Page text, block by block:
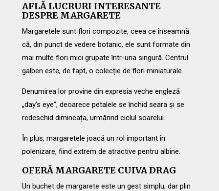
AFLĂ LUCRURI INTERESANTE
DESPRE MARGARETE
Margaretele sunt flori compozite, ceea ce înseamnă
că, din punct de vedere botanic, ele sunt formate din
mai multe flori mici grupate într-una singură. Centrul
galben este, de fapt, o colecție de flori miniaturale.
Denumirea lor provine din expresia veche engleză
„day’s eye”, deoarece petalele se închid seara și se
redeschid dimineața, urmărind ciclul soarelui.
În plus, margaretele joacă un rol important în
polenizare, fiind extrem de atractive pentru albine.
OFERĂ MARGARETE CUIVA DRAG
Un buchet de margarete este un gest simplu, dar plin